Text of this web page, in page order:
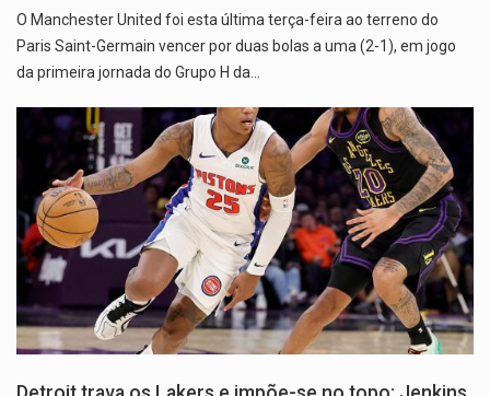
O Manchester United foi esta última terça-feira ao terreno do
Paris Saint-Germain vencer por duas bolas a uma (2-1), em jogo
da primeira jornada do Grupo H da…